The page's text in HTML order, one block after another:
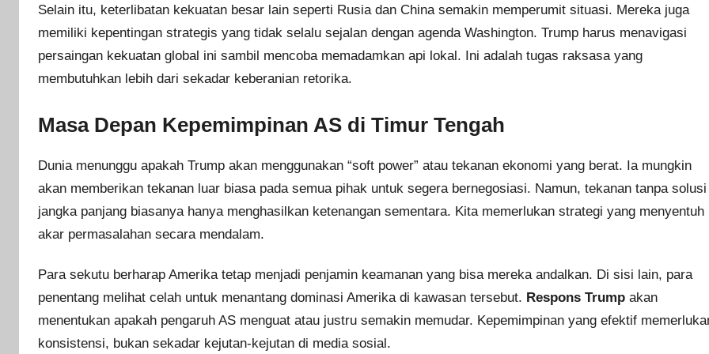
Selain itu, keterlibatan kekuatan besar lain seperti Rusia dan China semakin memperumit situasi. Mereka juga
memiliki kepentingan strategis yang tidak selalu sejalan dengan agenda Washington. Trump harus menavigasi
persaingan kekuatan global ini sambil mencoba memadamkan api lokal. Ini adalah tugas raksasa yang
membutuhkan lebih dari sekadar keberanian retorika.
Masa Depan Kepemimpinan AS di Timur Tengah
Dunia menunggu apakah Trump akan menggunakan “soft power” atau tekanan ekonomi yang berat. Ia mungkin
akan memberikan tekanan luar biasa pada semua pihak untuk segera bernegosiasi. Namun, tekanan tanpa solusi
jangka panjang biasanya hanya menghasilkan ketenangan sementara. Kita memerlukan strategi yang menyentuh
akar permasalahan secara mendalam.
Para sekutu berharap Amerika tetap menjadi penjamin keamanan yang bisa mereka andalkan. Di sisi lain, para
penentang melihat celah untuk menantang dominasi Amerika di kawasan tersebut. Respons Trump akan
menentukan apakah pengaruh AS menguat atau justru semakin memudar. Kepemimpinan yang efektif
konsistensi, bukan sekadar kejutan-kejutan di media sosial.